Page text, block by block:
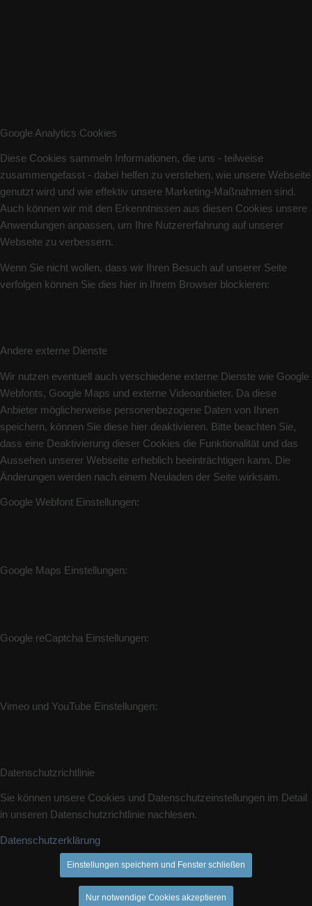
Google Analytics Cookies
Diese Cookies sammeln Informationen, die uns - teilweise
zusammengefasst - dabei helfen zu verstehen, wie unsere Webseite
genutzt wird und wie effektiv unsere Marketing-Maßnahmen sind.
Auch können wir mit den Erkenntnissen aus diesen Cookies unsere
Anwendungen anpassen, um Ihre Nutzererfahrung auf unserer
Webseite zu verbessern.
Wenn Sie nicht wollen, dass wir Ihren Besuch auf unserer Seite
verfolgen können Sie dies hier in Ihrem Browser blockieren:
Andere externe Dienste
Wir nutzen eventuell auch verschiedene externe Dienste wie Google
Webfonts, Google Maps und externe Videoanbieter. Da diese
Anbieter möglicherweise personenbezogene Daten von Ihnen
speichern, können Sie diese hier deaktivieren. Bitte beachten Sie,
dass eine Deaktivierung dieser Cookies die Funktionalität und das
Aussehen unserer Webseite erheblich beeinträchtigen kann. Die
Änderungen werden nach einem Neuladen der Seite wirksam.
Google Webfont Einstellungen:
Google Maps Einstellungen:
Google reCaptcha Einstellungen:
Vimeo und YouTube Einstellungen:
Datenschutzrichtlinie
Sie können unsere Cookies und Datenschutzeinstellungen im Detail
in unseren Datenschutzrichtlinie nachlesen.
Datenschutzerklärung
Einstellungen speichern und Fenster schließen
Nur notwendige Cookies akzeptieren